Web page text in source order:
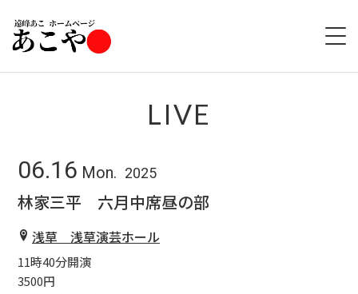
LIVE
06.16 Mon. 2025
林家三平 六月中席昼の部
浅草 浅草演芸ホール
11時40分開演
3500円